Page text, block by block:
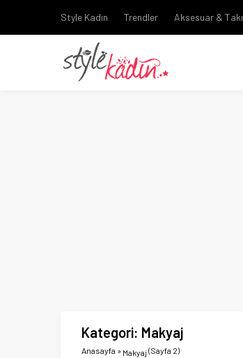
Style Kadın Trendler Aksesuar & Takı
Kategori: Makyaj
Anasayfa » Makyaj (Sayfa 2)